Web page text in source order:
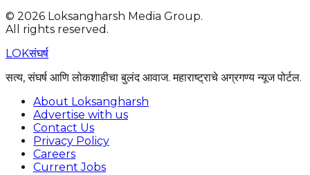
© 2026 Loksangharsh Media Group.
All rights reserved.
LOKसंघर्ष
सत्य, संघर्ष आणि लोकशाहीचा बुलंद आवाज. महाराष्ट्राचे अग्रगण्य न्यूज पोर्टल.
About Loksangharsh
Advertise with us
Contact Us
Privacy Policy
Careers
Current Jobs